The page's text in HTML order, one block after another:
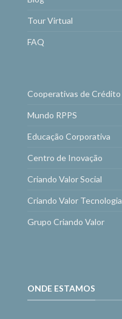
Tour Virtual
FAQ
Cooperativas de Crédito
Mundo RPPS
Educação Corporativa
Centro de Inovação
Criando Valor Social
Criando Valor Tecnologia
Grupo Criando Valor
ONDE ESTAMOS